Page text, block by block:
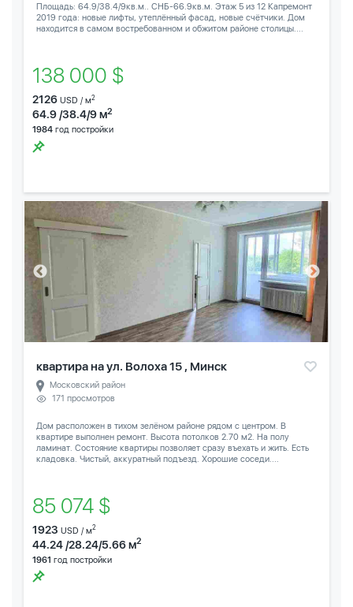
Площадь: 64.9/38.4/9кв.м.. СНБ-66.9кв.м. Этаж 5 из 12 Капремонт
2019 года: новые лифты, утеплённый фасад, новые счётчики. Дом
находится в самом востребованном и обжитом районе столицы....
138 000 $
2126 USD / м2
64.9 /38.4/9 м2
1984 год постройки
квартира на ул. Волоха 15 , Минск
Московский район
171 просмотров
Дом расположен в тихом зелёном районе рядом с центром. В
квартире выполнен ремонт. Высота потолков 2.70 м2. На полу
ламинат. Состояние квартиры позволяет сразу въехать и жить. Есть
кладовка. Чистый, аккуратный подъезд. Хорошие соседи....
85 074 $
1923 USD / м2
44.24 /28.24/5.66 м2
1961 год постройки